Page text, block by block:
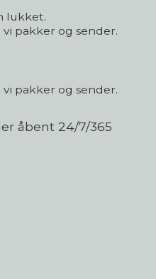
lukket.
pakker og sender.
pakker og sender.
åbent 24/7/365